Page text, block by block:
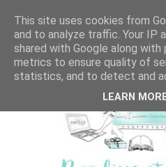
This site uses cookies from
and to analyze traffic. Your IP
shared with Google along
metrics to ensure quality of
statistics, and to detect and
LEARN